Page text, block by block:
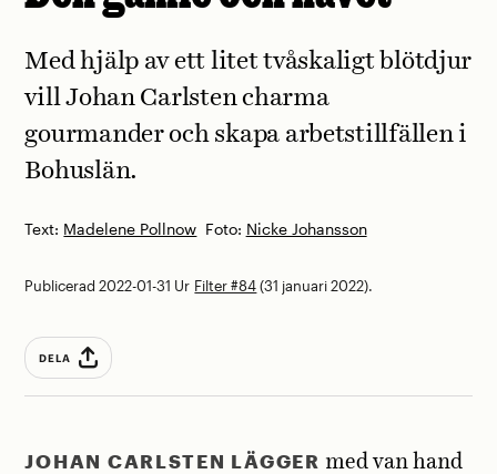
Text: Madelene Pollnow Foto: Nicke Johansson
Med hjälp av ett litet tvåskaligt blötdjur
vill Johan Carlsten charma
gourmander och skapa arbetstillfällen i
Bohuslän.
Publicerad 2022-01-31 Ur Filter #84(31 januari 2022).
DELA
JOHAN CARLSTEN LÄGGER med van hand